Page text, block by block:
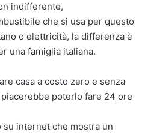
indifferente,
che si usa per questo
o elettricità, la differenza è
una famiglia italiana.
casa a costo zero e senza
poterlo fare 24 ore
su internet che mostra un